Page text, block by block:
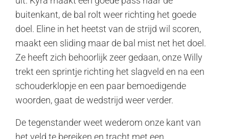
buitenkant, de bal rolt weer richting het goede
doel. Eline in het heetst van de strijd wil scoren,
maakt een sliding maar de bal mist net het doel.
Ze heeft zich behoorlijk zeer gedaan, onze Willy
trekt een sprintje richting het slagveld en na een
schouderklopje en een paar bemoedigende
woorden, gaat de wedstrijd weer verder.
De tegenstander weet wederom onze kant van
het veld te bereiken en tracht met een